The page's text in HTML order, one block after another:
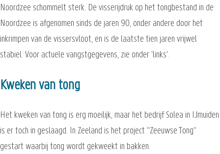
Noordzee schommelt sterk. De visserijdruk op het tongbestand in de
Noordzee is afgenomen sinds de jaren 90, onder andere door het
inkrimpen van de vissersvloot, en is de laatste tien jaren vrijwel
stabiel. Voor actuele vangstgegevens, zie onder 'links'.
Kweken van tong
Het kweken van tong is erg moeilijk, maar het bedrijf Solea in IJmuiden
is er toch in geslaagd. In Zeeland is het project "Zeeuwse Tong"
gestart waarbij tong wordt gekweekt in bakken.